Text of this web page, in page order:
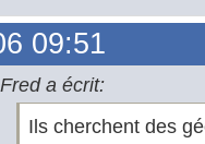
09:51
Fred a écrit:
Ils cherchent des